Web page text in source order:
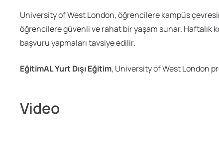
University of West London, öğrencilere kampüs
öğrencilere güvenli ve rahat bir yaşam sunar. Haftalık
başvuru yapmaları tavsiye edilir.
EğitimAL Yurt Dışı Eğitim, University of West London
Video